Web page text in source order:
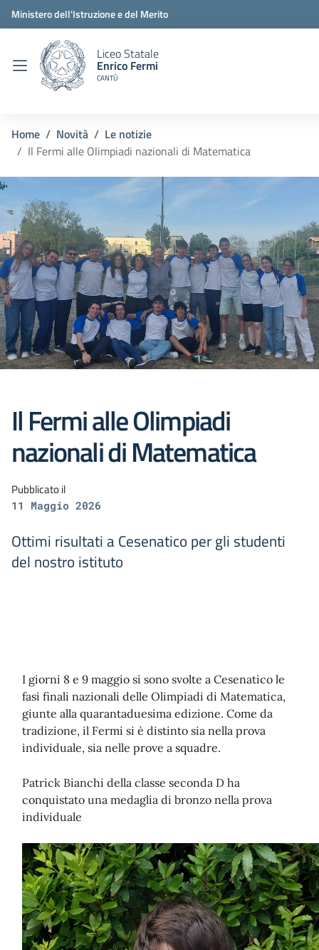
Ministero dell'Istruzione e del Merito
Liceo Statale
Enrico Fermi
CANTÙ
Home Novità
Le notizie
Il Fermi alle Olimpiadi nazionali di Matematica
Il Fermi alle Olimpiadi
nazionali di Matematica
Pubblicato il
11 Maggio 2026
Ottimi risultati a Cesenatico per gli studenti
del nostro istituto
I giorni 8 e 9 maggio si sono svolte a Cesenatico le
fasi finali nazionali delle Olimpiadi di Matematica,
giunte alla quarantaduesima edizione. Come da
tradizione, il Fermi si è distinto sia nella prova
individuale, sia nelle prove a squadre.
Patrick Bianchi della classe seconda D ha
conquistato una medaglia di bronzo nella prova
individuale